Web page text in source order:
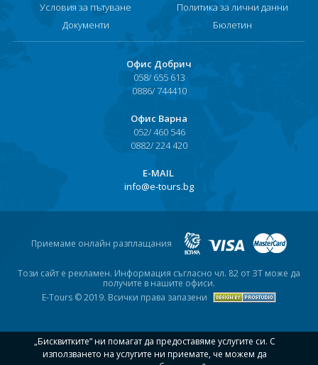
Условия за пътуване
Политика за лични данни
Документи
Бюлетин
Офис Добрич
058/ 655 613
0886/ 744410
Офис Варна
052/ 460 546
0882/ 224 420
Е-MAIL
info@e-tours.bg
Приемаме онлайн разплащания
Този сайт е рекламен. Информация съгласно чл. 82 от ЗТ може да
получите в нашите офиси.
E-Tours © 2019. Всички права запазени
„Бисквитките“ ни помагат да предоставяме услугите си. С
използването на услугите ни приемате, че можем да